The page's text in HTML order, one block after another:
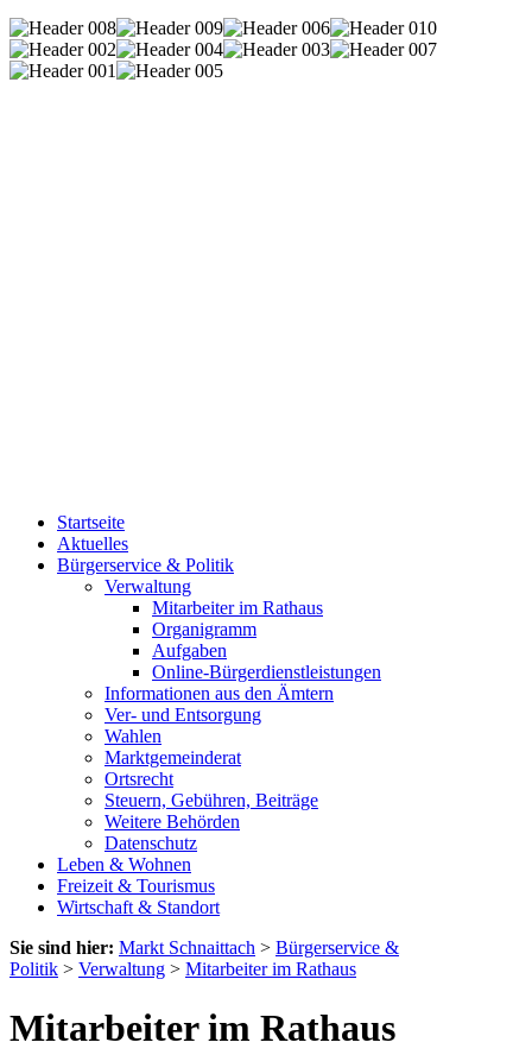
Startseite
Aktuelles
Bürgerservice & Politik
Verwaltung
Mitarbeiter im Rathaus
Organigramm
Aufgaben
Online-Bürgerdienstleistungen
Informationen aus den Ämtern
Ver- und Entsorgung
Wahlen
Marktgemeinderat
Ortsrecht
Steuern, Gebühren, Beiträge
Weitere Behörden
Datenschutz
Leben & Wohnen
Freizeit & Tourismus
Wirtschaft & Standort
Sie sind hier: Markt Schnaittach > Bürgerservice &
Politik > Verwaltung > Mitarbeiter im Rathaus
Mitarbeiter im Rathaus